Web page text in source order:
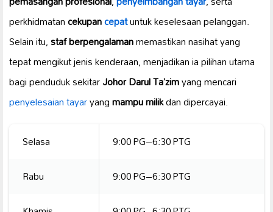
perkhidmatancekupancepatuntuk keselesaan pelanggan.
Selain itu,staf berpengalamanmemastikan nasihat yang
tepat mengikut jenis kenderaan, menjadikan ia pilihan utama
bagi penduduk sekitarJohor Darul Ta’zimyang mencari
penyelesaian tayaryangmampu milikdan dipercayai.
Selasa
9:00 PG–6:30 PTG
Rabu
9:00 PG–6:30 PTG